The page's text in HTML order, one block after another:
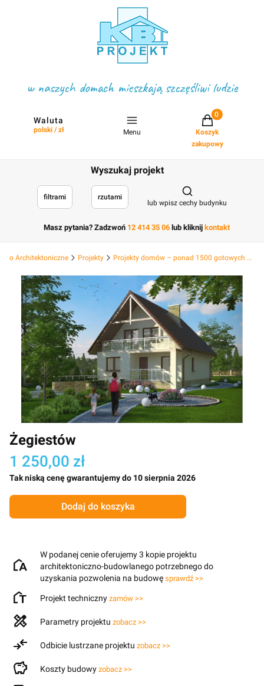
w naszych domach mieszkają szczęśliwi ludzie
Waluta
polski / zł Menu
Projekty w
Koszyk
zakupowy
Wyszukaj projekt
filtrami rzutami
Otwórz
lub wpisz cechy budynku
Masz pytania? Zadzwoń 12 414 35 06 lub kliknij kontakt
Architektoniczne Projekty Projekty domów – ponad 1500 gotowych projektów
Żegiestów
1 250,00 zł
Tak niską cenę gwarantujemy do 10 sierpnia 2026
Dodaj do koszyka
W podanej cenie oferujemy 3 kopie projektu
architektoniczno-budowlanego potrzebnego do
uzyskania pozwolenia na budowę sprawdź >>
Projekt techniczny zamów >>
Parametry projektu zobacz >>
Odbicie lustrzane projektu zobacz >>
Koszty budowy zobacz >>